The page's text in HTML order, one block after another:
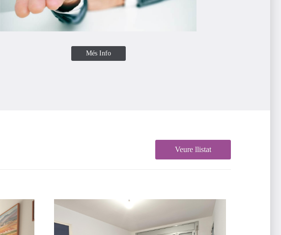
Més Info
Veure llistat